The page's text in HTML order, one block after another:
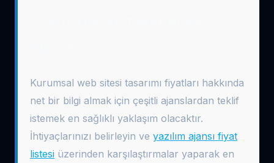
Kurumsal web sitesi tasarımı fiyatları hakkında
net bir bilgi almak için çeşitli ajanslardan teklif
istemek en sağlıklı yaklaşım olacaktır.
İhtiyaçlarınızı belirleyin ve yazılım ajansı fiyat
listesi üzerinden karşılaştırmalar yaparak en